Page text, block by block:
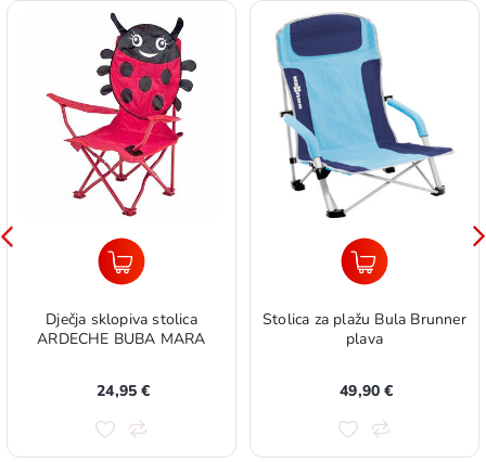
Dječja sklopiva stolica
ARDECHE BUBA MARA
24,95 €
Stolica za plažu Bula Brunner
plava
49,90 €